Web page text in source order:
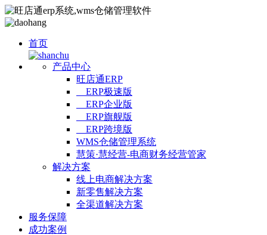
首页
产品中心
旺店通ERP
ERP极速版
ERP企业版
ERP旗舰版
ERP跨境版
WMS仓储管理系统
慧策·慧经营-电商财务经营管家
解决方案
线上电商解决方案
新零售解决方案
全渠道解决方案
服务保障
成功案例